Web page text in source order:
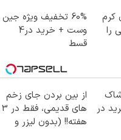
کرم
را
60% تخفیف ویژه جین
وست + خرید در4
قسط
در
از بین بردن جای زخم
های قدیمی، فقط در 3
هفته!! (بدون لیزر و